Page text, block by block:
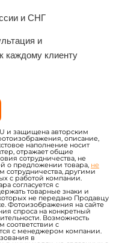
и СНГ
и
каждому клиенту
и защищена авторским
описание,
наполнение носит
отражает общие
сотрудничества, не
о предложении товара, не
сотрудничества, другими
с работой компании.
согласуется с
товарные знаки и
не передано Продавцу
Фотоизображения на сайте
спроса на конкретный
Возможность
соответствии с
с менеджером компании.
в